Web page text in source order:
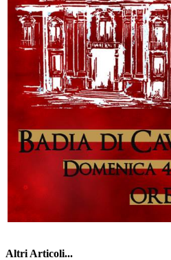
Altri Articoli...